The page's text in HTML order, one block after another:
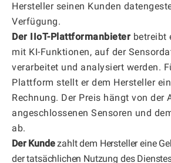
Hersteller seinen Kunden
Verfügung.
Der IIoT-Plattformanbieter betreibt
mit KI-Funktionen, auf der
verarbeitet und analysiert werden.
Plattform stellt er dem Hersteller
Rechnung. Der Preis hängt von der
angeschlossenen Sensoren und
ab.
Der Kundezahlt dem Hersteller eine
der tatsächlichen Nutzung des